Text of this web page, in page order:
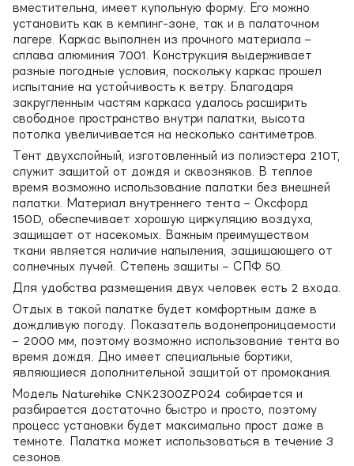
вместительна, имеет купольную форму. Его можно
установить как в кемпинг-зоне, так и в палаточном
лагере. Каркас выполнен из прочного материала –
сплава алюминия 7001. Конструкция выдерживает
разные погодные условия, поскольку каркас прошел
испытание на устойчивость к ветру. Благодаря
закругленным частям каркаса удалось расширить
свободное пространство внутри палатки, высота
потолка увеличивается на несколько сантиметров.
Тент двухслойный, изготовленный из полиэстера 210T,
служит защитой от дождя и сквозняков. В теплое
время возможно использование палатки без внешней
палатки. Материал внутреннего тента – Оксфорд
150D, обеспечивает хорошую циркуляцию воздуха,
защищает от насекомых. Важным преимуществом
ткани является наличие напыления, защищающего от
солнечных лучей. Степень защиты – СПФ 50.
Для удобства размещения двух человек есть 2 входа.
Отдых в такой палатке будет комфортным даже в
дождливую погоду. Показатель водонепроницаемости
– 2000 мм, поэтому возможно использование тента во
время дождя. Дно имеет специальные бортики,
являющиеся дополнительной защитой от промокания.
Модель Naturehike CNK2300ZP024 собирается и
разбирается достаточно быстро и просто, поэтому
процесс установки будет максимально прост даже в
темноте. Палатка может использоваться в течение 3
сезонов.